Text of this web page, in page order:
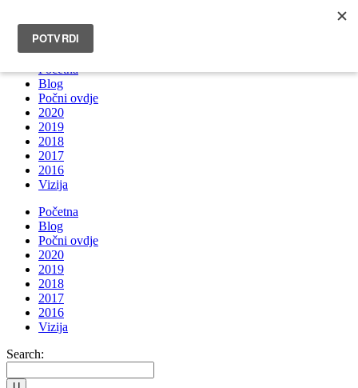
INFO@BRUNOBOKSIC.COM
Početna
Blog
Počni ovdje
2020
2019
2018
2017
2016
Vizija
Početna
Blog
Počni ovdje
2020
2019
2018
2017
2016
Vizija
Search: